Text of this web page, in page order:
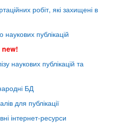
робіт, які захищені в
публікацій
new!
наукових публікацій та
БД
для публікації
інтернет-ресурси